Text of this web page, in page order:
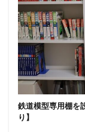
鉄道模型専用棚を
り】